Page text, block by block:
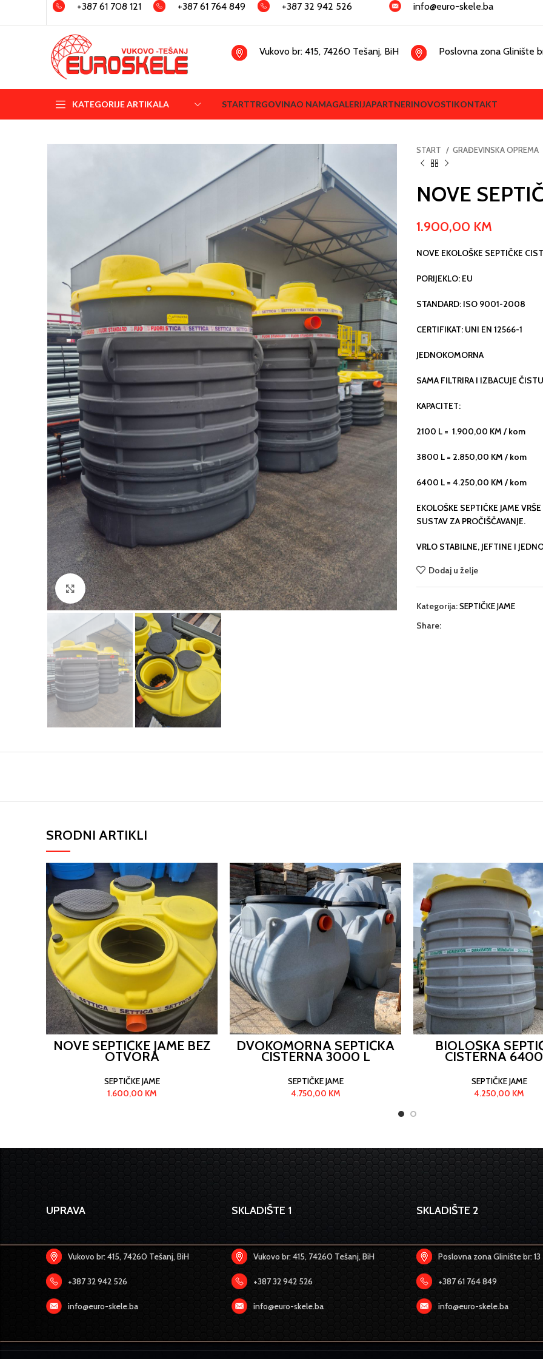
+387 61 708 121 +387 61 764 849 +387 32 942 526 info@euro-skele.ba
Vukovo br: 415, 74260 Tešanj, BiH Poslovna zona Glinište
KATEGORIJE ARTIKALA STARTTRGOVINAO NAMAGALERIJAPARTNERINOVOSTIKONTAKT
Click to enlarge
START GRAĐEVINSKA OPREMA
NOVE
1.900,00 KM
NOVE EKOLOŠKE SEPTIČKE
PORIJEKLO: EU
STANDARD: ISO 9001-2008
CERTIFIKAT: UNI EN 12566-1
JEDNOKOMORNA
SAMA FILTRIRA I IZBACUJE
KAPACITET:
2100 L = 1.900,00 KM / kom
3800 L = 2.850,00 KM / kom
6400 L = 4.250,00 KM / kom
EKOLOŠKE SEPTIČKE JAME
SUSTAV ZA PROČIŠČAVANJE.
VRLO STABILNE, JEFTINE I
Dodaj u želje
Kategorija:SEPTIČKE JAME
Share:
SRODNI ARTIKLI
NOVE SEPTIČKE JAME BEZ
OTVORA
SEPTIČKE JAME
1.600,00 KM
DVOKOMORNA SEPTIČKA
CISTERNA 3000 L
SEPTIČKE JAME
4.750,00 KM
BIOLOŠKA
CISTERNA
SEPTIČKE JAME
4.250,00 KM
UPRAVA
Vukovo br: 415, 74260 Tešanj, BiH
+387 32 942 526
info@euro-skele.ba
SKLADIŠTE 1
Vukovo br: 415, 74260 Tešanj, BiH
+387 32 942 526
info@euro-skele.ba
SKLADIŠTE 2
Poslovna zona Glinište br: 13
+387 61 764 849
info@euro-skele.ba